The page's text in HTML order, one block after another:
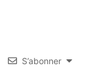
S’abonner